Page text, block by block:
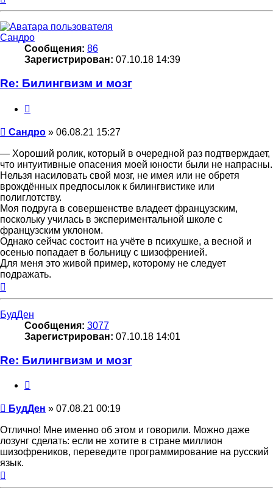
к
началу
Сандро
Сообщения: 86
Зарегистрирован: 07.10.18 14:39
Re: Билингвизм и мозг
Сообщение
Сандро » 06.08.21 15:27
— Хороший ролик, который в очередной раз подтверждает,
что интуитивные опасения моей юности были не напрасны.
Нельзя насиловать свой мозг, не имея или не обретя
врождённых предпосылок к билингвистике или
полиглотству.
Моя подруга в совершенстве владеет французским,
поскольку училась в экспериментальной школе с
французским уклоном.
Однако сейчас состоит на учёте в психушке, а весной и
осенью попадает в больницу с шизофренией.
Для меня это живой пример, которому не следует
подражать.
БудДен
Сообщения: 3077
Зарегистрирован: 07.10.18 14:01
Re: Билингвизм и мозг
Сообщение
БудДен » 07.08.21 00:19
Отлично! Мне именно об этом и говорили. Можно даже
лозунг сделать: если не хотите в стране миллион
шизофреников, переведите программирование на русский
язык.